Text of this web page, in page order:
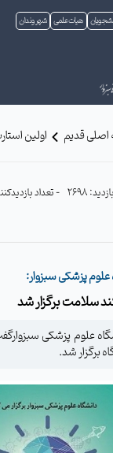
هیات علمی شهروندان
قدیم اولین
2698
- تعداد
پزشکی سبزوار:
سلامت برگزار شد
علوم پزشکی
برگزار شد.